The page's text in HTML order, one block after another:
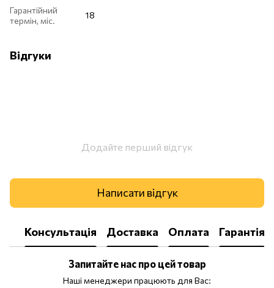
Гарантійний
термін, міс.
18
Відгуки
Додайте перший відгук
Написати відгук
Консультація Доставка Оплата Гарантія
Запитайте нас про цей товар
Наші менеджери працюють для Вас: